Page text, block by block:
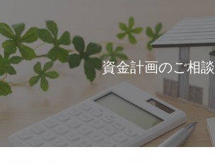
資金計画のご相談